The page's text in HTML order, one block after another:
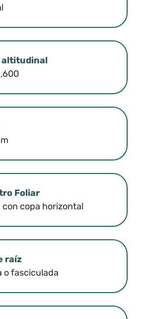
altitudinal
Foliar
con copa horizontal
raíz
o fasciculada